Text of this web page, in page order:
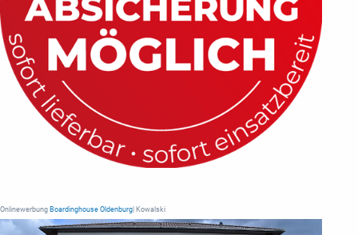
Onlinewerbung Boardinghouse Oldenburg | Kowalski